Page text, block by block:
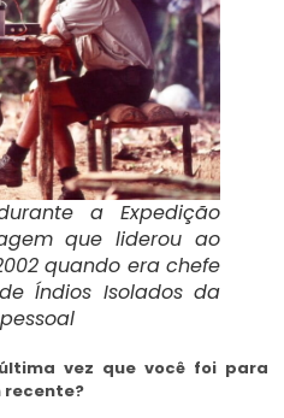
a Expedição
que liderou ao
quando era chefe
Índios Isolados da
vez que você foi para
recente?